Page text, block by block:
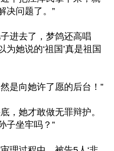
决问题了。”
进去了，梦鸽还高唱
为她说的‘祖国’真是祖国
是向她许了愿的后台！”
，她才敢做无罪辩护。
子坐牢吗？”